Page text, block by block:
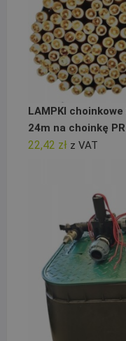
LAMPKI choinkowe
24m na choinkę
22,42 zł z VAT